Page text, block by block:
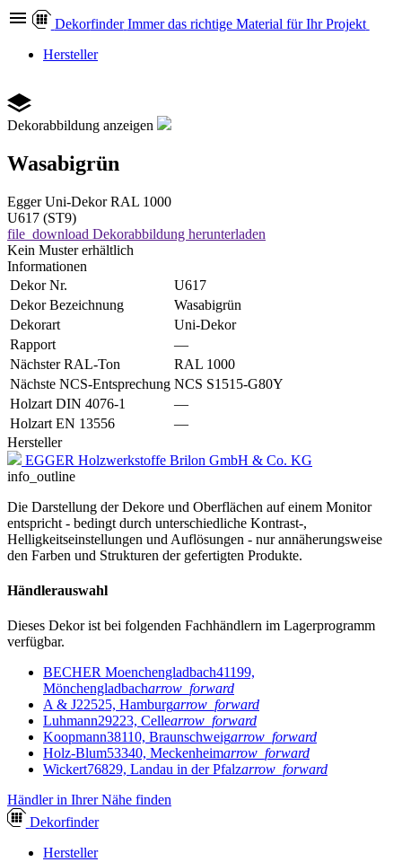
Dekorfinder Immer das richtige Material für Ihr Projekt
Hersteller
Dekorabbildung anzeigen
Wasabigrün
Egger Uni-Dekor RAL 1000
U617 (ST9)
file_download Dekorabbildung herunterladen
Kein Muster erhältlich
Informationen
Dekor Nr.
U617
Dekor Bezeichnung
Wasabigrün
Dekorart
Uni-Dekor
Rapport
—
Nächster RAL-Ton
RAL 1000
Nächste NCS-Entsprechung NCS S1515-G80Y
Holzart DIN 4076-1
—
Holzart EN 13556
—
Hersteller
EGGER Holzwerkstoffe Brilon GmbH & Co. KG
info_outline
Die Darstellung der Dekore und Oberflächen auf einem Monitor
entspricht - bedingt durch unterschiedliche Kontrast-,
Helligkeitseinstellungen und Auflösungen - nur annäherungsweise
den Farben und Strukturen der gefertigten Produkte.
Händlerauswahl
Dieses Dekor ist bei folgenden Fachhändlern im Lagerprogramm
verfügbar.
BECHER Moenchengladbach41199,
Mönchengladbacharrow_forward
A & J22525, Hamburgarrow_forward
Luhmann29223, Cellearrow_forward
Koopmann38110, Braunschweigarrow_forward
Holz-Blum53340, Meckenheimarrow_forward
Wickert76829, Landau in der Pfalzarrow_forward
Händler in Ihrer Nähe finden
Dekorfinder
Hersteller